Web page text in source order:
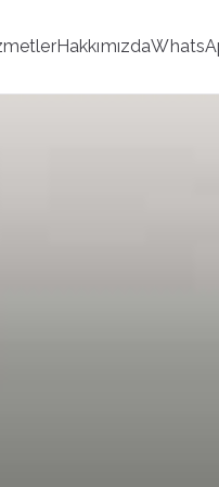
İlçe Her Kategoride Aktif
Hakkımızda